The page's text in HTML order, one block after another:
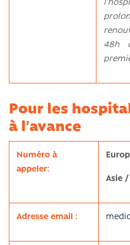
48h
Pour les
à l'avance
Numéro à
appeler:
Asie /
Adresse email :